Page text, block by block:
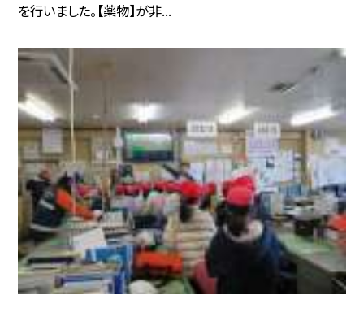
を行いました。【薬物】が非...